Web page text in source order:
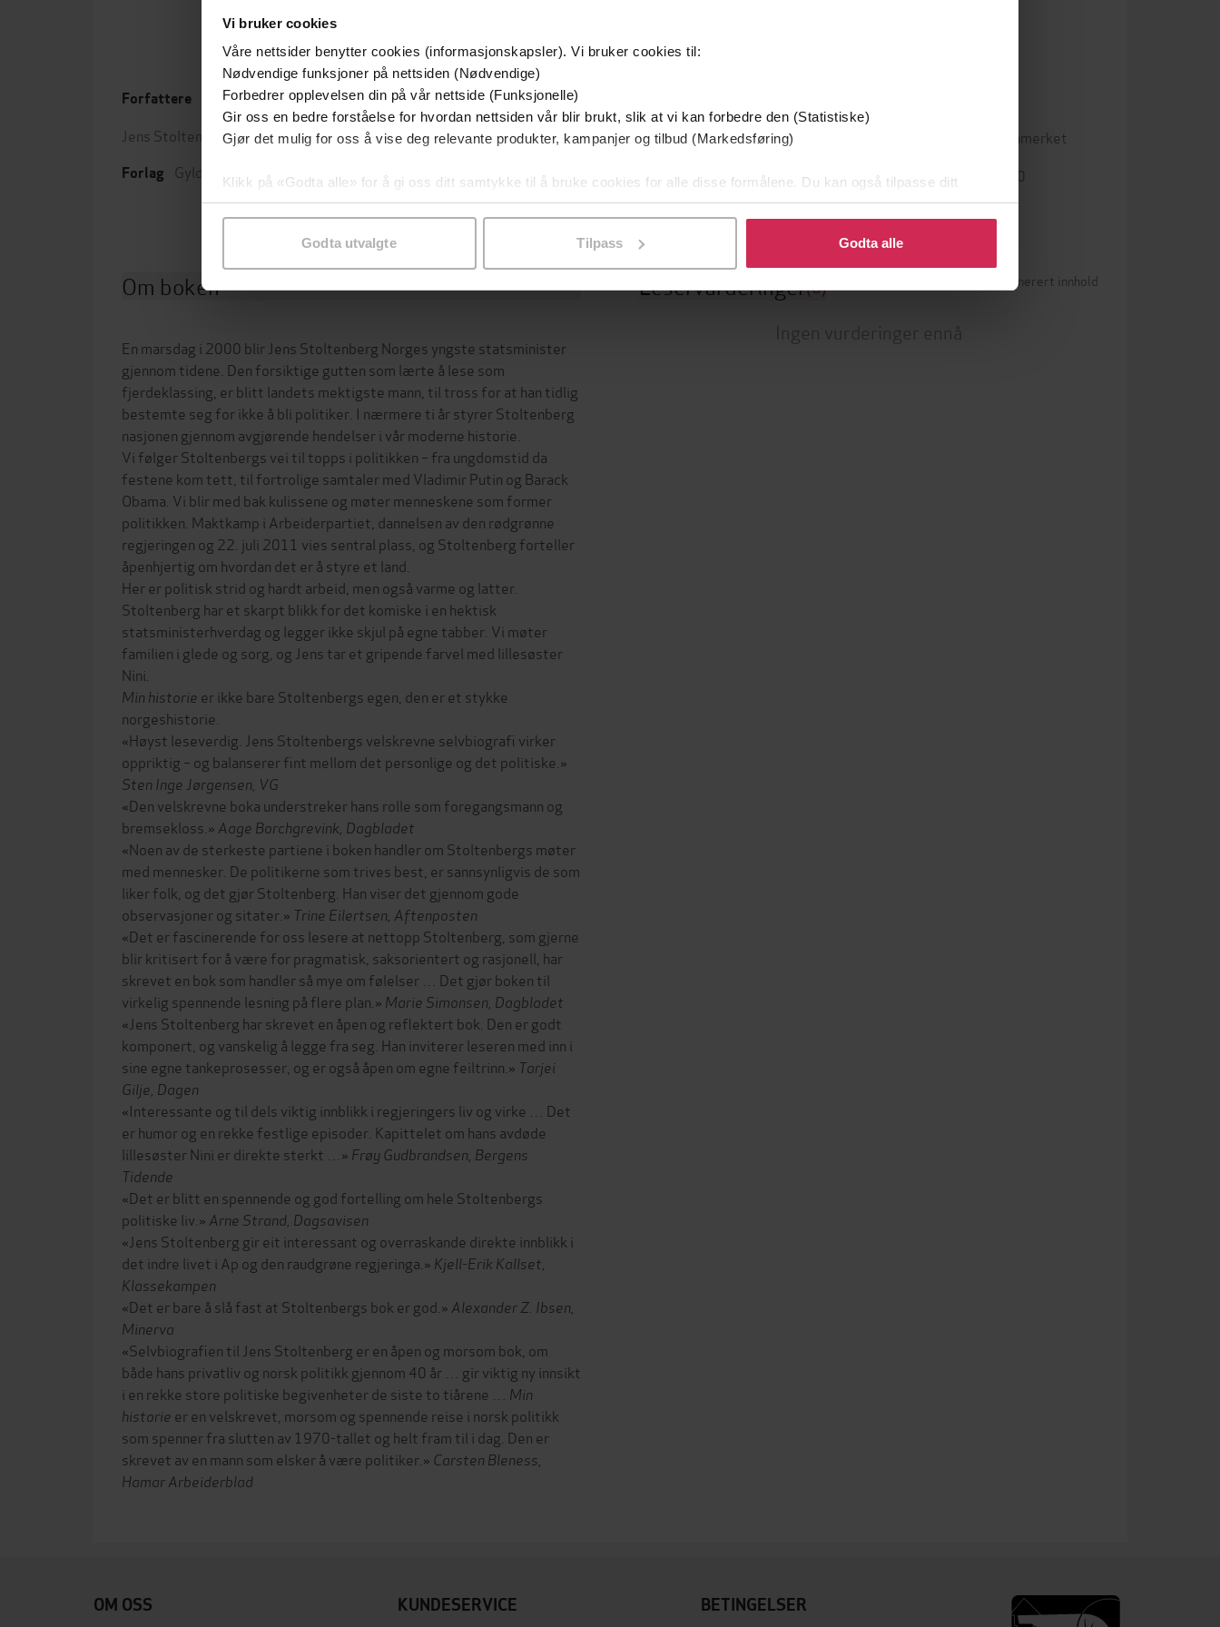
Vi bruker cookies
Våre nettsider benytter cookies (informasjonskapsler). Vi bruker cookies til:
Nødvendige funksjoner på nettsiden (Nødvendige)
Forbedrer opplevelsen din på vår nettside (Funksjonelle)
Gir oss en bedre forståelse for hvordan nettsiden vår blir brukt, slik at vi kan forbedre den (Statistiske)
Gjør det mulig for oss å vise deg relevante produkter, kampanjer og tilbud (Markedsføring)
Klikk på «Godta alle» for å gi oss ditt samtykke til å bruke cookies for alle disse formålene. Du kan også tilpasse ditt
samtykke til spesifikke formål ved å klikke på «Tilpass». Du kan når som helst trekke tilbake eller endre ditt samtykke.
Godta utvalgte Tilpass Godta alle
Forfattere
Jens Stoltenberg(forfatter)
Forlag Gyldendal
Utgitt 29.09.2016
Lengde 559sider Biografier, Dokumentar og fakta
Bokmål
Vannmerket
ISBN 9788205483880
Om boken
En marsdag i 2000 blir Jens Stoltenberg Norges yngste statsminister
gjennom tidene. Den forsiktige gutten som lærte å lese som
fjerdeklassing, er blitt landets mektigste mann, til tross for at han tidlig
bestemte seg for ikke å bli politiker. I nærmere ti år styrer Stoltenberg
nasjonen gjennom avgjørende hendelser i vår moderne historie.
Vi følger Stoltenbergs vei til topps i politikken – fra ungdomstid da
festene kom tett, til fortrolige samtaler med Vladimir Putin og Barack
Obama. Vi blir med bak kulissene og møter menneskene som former
politikken. Maktkamp i Arbeiderpartiet, dannelsen av den rødgrønne
regjeringen og 22. juli 2011 vies sentral plass, og Stoltenberg forteller
åpenhjertig om hvordan det er å styre et land.
Her er politisk strid og hardt arbeid, men også varme og latter.
Stoltenberg har et skarpt blikk for det komiske i en hektisk
statsministerhverdag og legger ikke skjul på egne tabber. Vi møter
familien i glede og sorg, og Jens tar et gripende farvel med lillesøster
Nini.
Min historie er ikke bare Stoltenbergs egen, den er et stykke
norgeshistorie.
«Høyst leseverdig. Jens Stoltenbergs velskrevne selvbiografi virker
oppriktig – og balanserer fint mellom det personlige og det politiske.»
Sten Inge Jørgensen, VG
«Den velskrevne boka understreker hans rolle som foregangsmann og
bremsekloss.» Aage Borchgrevink, Dagbladet
«Noen av de sterkeste partiene i boken handler om Stoltenbergs møter
med mennesker. De politikerne som trives best, er sannsynligvis de som
liker folk, og det gjør Stoltenberg. Han viser det gjennom gode
observasjoner og sitater.» Trine Eilertsen, Aftenposten
«Det er fascinerende for oss lesere at nettopp Stoltenberg, som gjerne
blir kritisert for å være for pragmatisk, saksorientert og rasjonell, har
skrevet en bok som handler så mye om følelser … Det gjør boken til
virkelig spennende lesning på flere plan.» Marie Simonsen, Dagbladet
«Jens Stoltenberg har skrevet en åpen og reflektert bok. Den er godt
komponert, og vanskelig å legge fra seg. Han inviterer leseren med inn i
sine egne tankeprosesser, og er også åpen om egne feiltrinn.» Tarjei
Gilje, Dagen
«Interessante og til dels viktig innblikk i regjeringers liv og virke … Det
er humor og en rekke festlige episoder. Kapittelet om hans avdøde
lillesøster Nini er direkte sterkt …» Frøy Gudbrandsen, Bergens
Tidende
«Det er blitt en spennende og god fortelling om hele Stoltenbergs
politiske liv.» Arne Strand, Dagsavisen
«Jens Stoltenberg gir eit interessant og overraskande direkte innblikk i
det indre livet i Ap og den raudgrøne regjeringa.» Kjell-Erik Kallset,
Klassekampen
«Det er bare å slå fast at Stoltenbergs bok er god.» Alexander Z. Ibsen,
Minerva
«Selvbiografien til Jens Stoltenberg er en åpen og morsom bok, om
både hans privatliv og norsk politikk gjennom 40 år … gir viktig ny innsikt
i en rekke store politiske begivenheter de siste to tiårene … Min
historie er en velskrevet, morsom og spennende reise i norsk politikk
som spenner fra slutten av 1970-tallet og helt fram til i dag. Den er
skrevet av en mann som elsker å være politiker.» Carsten Bleness,
Hamar Arbeiderblad
Leservurderinger(0) Betingelser for brukergenerert innhold
Ingen vurderinger ennå
OM OSS
KUNDESERVICE
BETINGELSER